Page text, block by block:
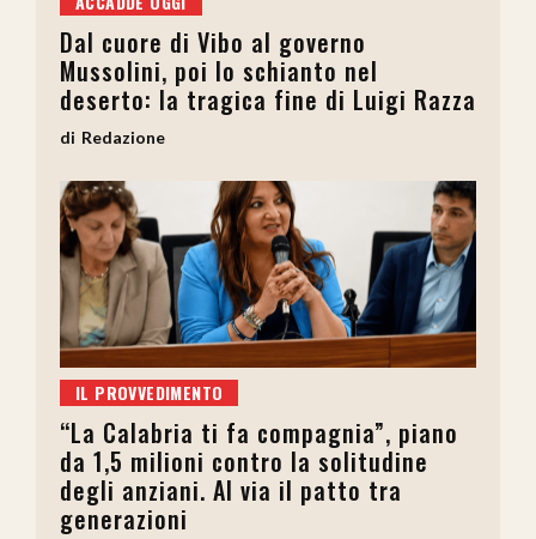
Dal cuore di Vibo al governo
Mussolini, poi lo schianto nel
deserto: la tragica fine di Luigi Razza
Redazione
IL PROVVEDIMENTO
“La Calabria ti fa compagnia”, piano
da 1,5 milioni contro la solitudine
degli anziani. Al via il patto tra
generazioni